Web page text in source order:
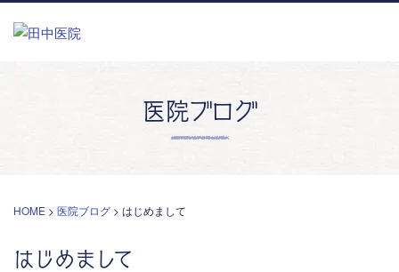
医院ブログ
HOME > 医院ブログ > はじめまして
はじめまして